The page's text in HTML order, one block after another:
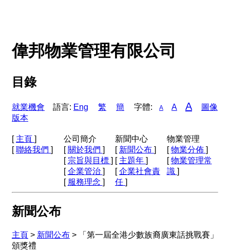
偉邦物業管理有限公司
目錄
就業機會 語言: Eng 繁 簡 字體: A A A
圖像
版本
[ 主頁 ]
[聯絡我們 ]
公司簡介
[ 關於我們 ]
[ 宗旨與目標 ]
[企業管治 ]
[ 服務理念 ]
新聞中心
[ 新聞公布 ]
[ 主題年 ]
[企業社會責
任 ]
物業管理
[物業分佈 ]
[物業管理常
識 ]
新聞公布
主頁 > 新聞公布 > 「第一屆全港少數族裔廣東話挑戰賽」
頒獎禮